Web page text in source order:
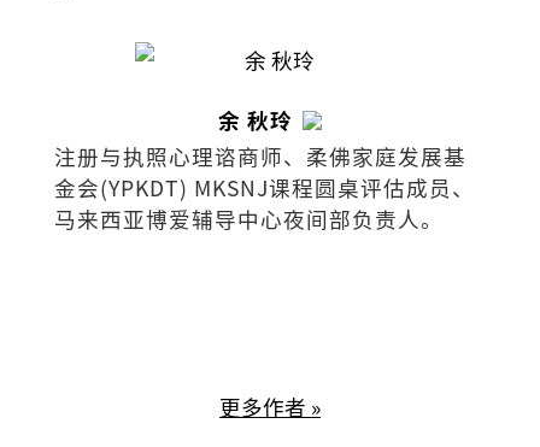
余 秋玲
注册与执照心理谘商师、柔佛家庭发展基
金会(YPKDT) MKSNJ课程圆桌评估成员、
马来西亚博爱辅导中心夜间部负责人。
更多作者 »